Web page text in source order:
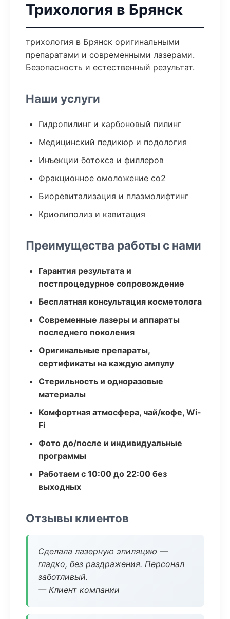
Трихология в Брянск
трихология в Брянск оригинальными
препаратами и современными лазерами.
Безопасность и естественный результат.
Наши услуги
Гидропилинг и карбоновый пилинг
Медицинский педикюр и подология
Инъекции ботокса и филлеров
Фракционное омоложение co2
Биоревитализация и плазмолифтинг
Криолиполиз и кавитация
Преимущества работы с нами
Гарантия результата и
постпроцедурное сопровождение
Бесплатная консультация косметолога
Современные лазеры и аппараты
последнего поколения
Оригинальные препараты,
сертификаты на каждую ампулу
Стерильность и одноразовые
материалы
Комфортная атмосфера, чай/кофе, Wi-
Fi
Фото до/после и индивидуальные
программы
Работаем с 10:00 до 22:00 без
выходных
Отзывы клиентов
Сделала лазерную эпиляцию —
гладко, без раздражения. Персонал
заботливый.
— Клиент компании